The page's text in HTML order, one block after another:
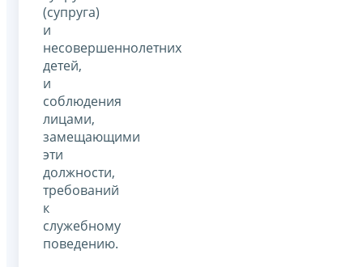
(супруга)
и
несовершеннолетних
детей,
и
соблюдения
лицами,
замещающими
эти
должности,
требований
к
служебному
поведению.